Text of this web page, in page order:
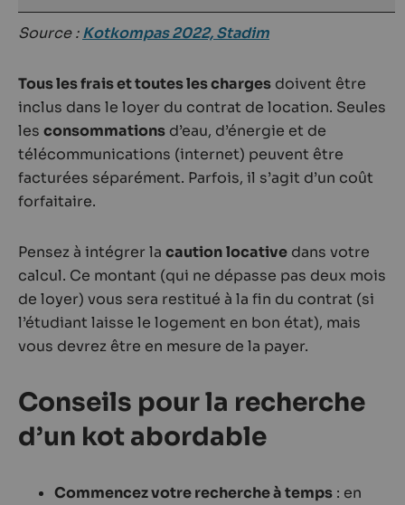
Source :Kotkompas 2022, Stadim
Tous les frais et toutes les charges doivent être
inclus dans le loyer du contrat de location. Seules
les consommations d’eau, d’énergie et de
télécommunications (internet) peuvent être
facturées séparément. Parfois, il s’agit d’un coût
forfaitaire.
Pensez à intégrer la cautionlocative dans votre
calcul. Ce montant (qui ne dépasse pas deux mois
de loyer) vous sera restitué à la fin du contrat (si
l’étudiant laisse le logement en bon état), mais
vous devrez être en mesure de la payer.
Conseils pour la recherche
d’un kot abordable
Commencez votre recherche à temps : en